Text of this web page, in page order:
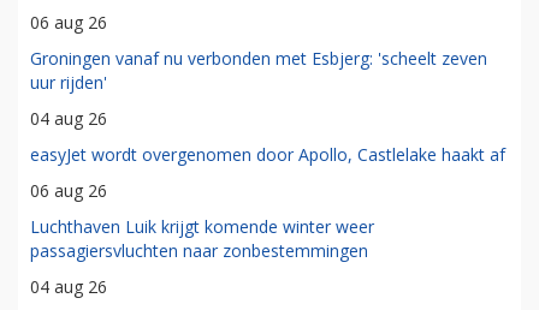
06 aug 26
Groningen vanaf nu verbonden met Esbjerg: 'scheelt zeven
uur rijden'
04 aug 26
easyJet wordt overgenomen door Apollo, Castlelake haakt af
06 aug 26
Luchthaven Luik krijgt komende winter weer
passagiersvluchten naar zonbestemmingen
04 aug 26